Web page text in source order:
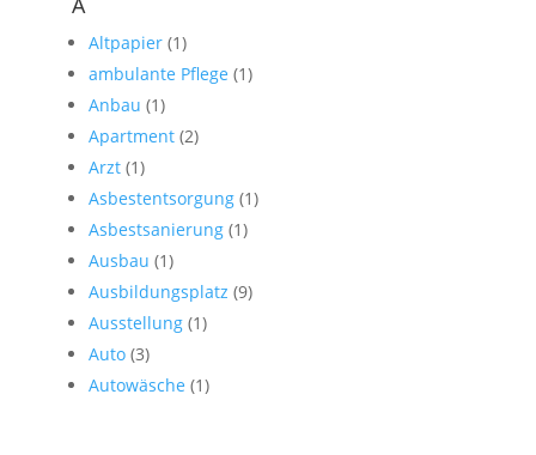
Altpapier (1)
ambulante Pflege (1)
Anbau (1)
Apartment (2)
Arzt (1)
Asbestentsorgung (1)
Asbestsanierung (1)
Ausbau (1)
Ausbildungsplatz (9)
Ausstellung (1)
Auto (3)
Autowäsche (1)